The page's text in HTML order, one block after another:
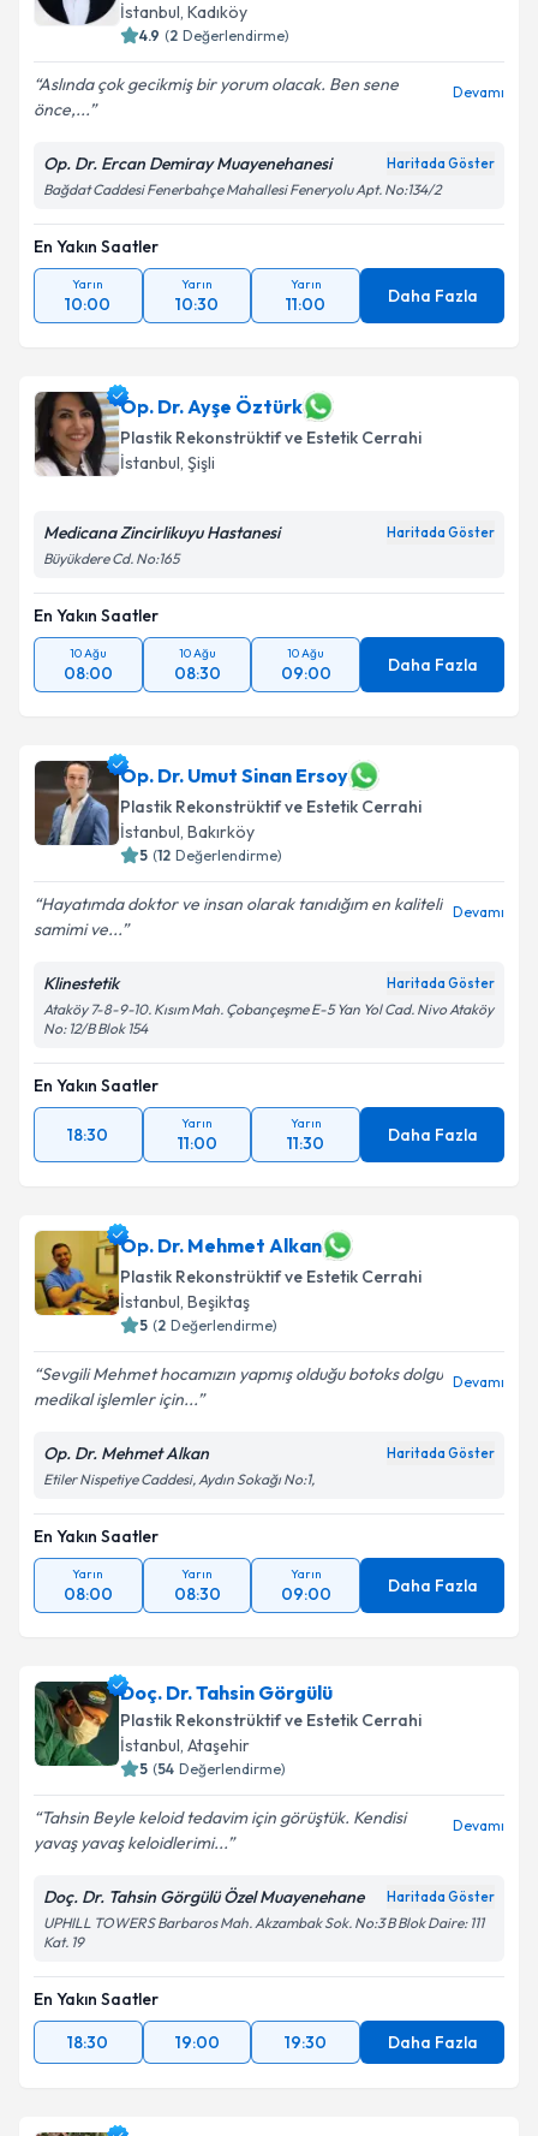
İstanbul, Kadıköy
4.9 (2 Değerlendirme)
Aslında çok gecikmiş bir yorum olacak. Ben sene
önce,...
Devamı
Op. Dr. Ercan Demiray Muayenehanesi Haritada Göster
Bağdat Caddesi Fenerbahçe Mahallesi Feneryolu Apt. No:134/2
En Yakın Saatler
Yarın
10:00
Yarın
10:30
Yarın
11:00 Daha Fazla
Op. Dr. Ayşe Öztürk
Plastik Rekonstrüktif ve Estetik Cerrahi
İstanbul, Şişli
Medicana Zincirlikuyu Hastanesi Haritada Göster
Büyükdere Cd. No:165
En Yakın Saatler
10 Ağu
08:00
10 Ağu
08:30
10 Ağu
09:00 Daha Fazla
Op. Dr. Umut Sinan Ersoy
Plastik Rekonstrüktif ve Estetik Cerrahi
İstanbul, Bakırköy
5 (12 Değerlendirme)
Hayatımda doktor ve insan olarak tanıdığım en kaliteli
samimi ve...
Devamı
Klinestetik Haritada Göster
Ataköy 7-8-9-10. Kısım Mah. Çobançeşme E-5 Yan Yol Cad. Nivo Ataköy
No: 12/B Blok 154
En Yakın Saatler
18:30
Yarın
11:00
Yarın
11:30 Daha Fazla
Op. Dr. Mehmet Alkan
Plastik Rekonstrüktif ve Estetik Cerrahi
İstanbul, Beşiktaş
5 (2 Değerlendirme)
Sevgili Mehmet hocamızın yapmış olduğu botoks dolgu
medikal işlemler için...
Devamı
Op. Dr. Mehmet Alkan Haritada Göster
Etiler Nispetiye Caddesi, Aydın Sokağı No:1,
En Yakın Saatler
Yarın
08:00
Yarın
08:30
Yarın
09:00 Daha Fazla
Doç. Dr. Tahsin Görgülü
Plastik Rekonstrüktif ve Estetik Cerrahi
İstanbul, Ataşehir
5 (54 Değerlendirme)
Tahsin Beyle keloid tedavim için görüştük. Kendisi
yavaş yavaş keloidlerimi...
Devamı
Doç. Dr. Tahsin Görgülü Özel Muayenehane Haritada Göster
UPHILL TOWERS Barbaros Mah. Akzambak Sok. No:3 B Blok Daire: 111
Kat. 19
En Yakın Saatler
18:30
19:00 19:30 Daha Fazla